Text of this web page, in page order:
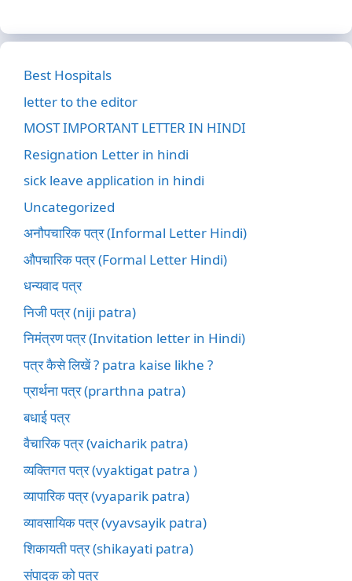
Best Hospitals
letter to the editor
MOST IMPORTANT LETTER IN HINDI
Resignation Letter in hindi
sick leave application in hindi
Uncategorized
अनौपचारिक पत्र (Informal Letter Hindi)
औपचारिक पत्र (Formal Letter Hindi)
धन्यवाद पत्र
निजी पत्र (niji patra)
निमंत्रण पत्र (Invitation letter in Hindi)
पत्र कैसे लिखें ? patra kaise likhe ?
प्रार्थना पत्र (prarthna patra)
बधाई पत्र
वैचारिक पत्र (vaicharik patra)
व्यक्तिगत पत्र (vyaktigat patra )
व्यापारिक पत्र (vyaparik patra)
व्यावसायिक पत्र (vyavsayik patra)
शिकायती पत्र (shikayati patra)
संपादक को पत्र